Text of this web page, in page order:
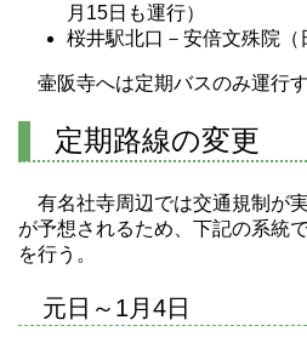
月15日も運行）
桜井駅北口－安倍文殊院（
壷阪寺へは定期バスのみ運行す
定期路線の変更
有名社寺周辺では交通規制が
が予想されるため、下記の系統
を行う。
元日～1月4日